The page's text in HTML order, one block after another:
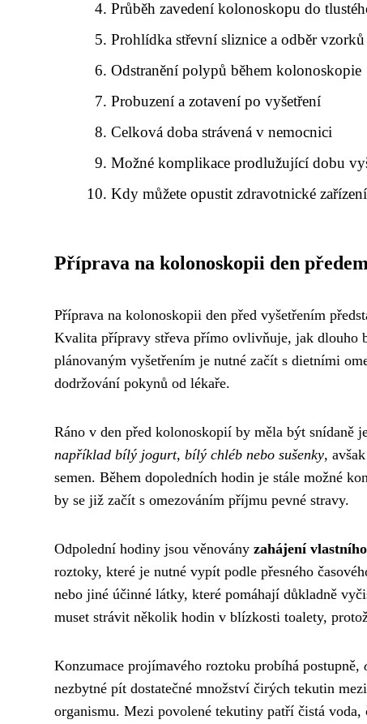
Průběh zavedení kolonoskopu do
Prohlídka střevní sliznice a odběr vzorků
Odstranění polypů během kolonoskopie
Probuzení a zotavení po vyšetření
Celková doba strávená v nemocnici
Možné komplikace prodlužující dobu
Kdy můžete opustit zdravotnické zařízení
Příprava na kolonoskopii den předem
Příprava na kolonoskopii den před vyšetřením
Kvalita přípravy střeva přímo ovlivňuje, jak dlouho
plánovaným vyšetřením je nutné začít s dietními
dodržování pokynů od lékaře.
Ráno v den před kolonoskopií by měla být snídaně
například bílý jogurt, bílý chléb nebo sušenky,
semen. Během dopoledních hodin je stále možné
by se již začít s omezováním příjmu pevné stravy.
Odpolední hodiny jsou věnovány zahájení
roztoky, které je nutné vypít podle přesného
nebo jiné účinné látky, které pomáhají důkladně
muset strávit několik hodin v blízkosti toalety,
Konzumace projímavého roztoku probíhá postupně,
nezbytné pít dostatečné množství čirých tekutin
organismu. Mezi povolené tekutiny patří čistá